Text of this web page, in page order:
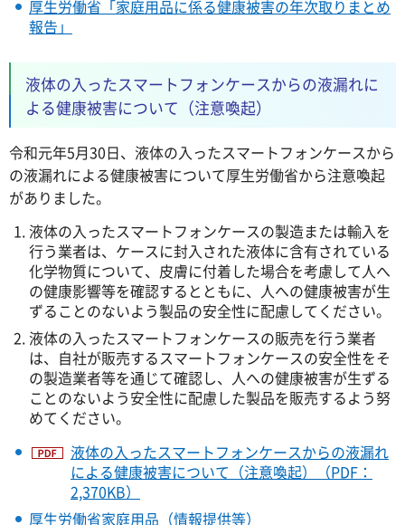
厚生労働省「家庭用品に係る健康被害の年次取りまとめ
報告」
液体の入ったスマートフォンケースからの液漏れに
よる健康被害について（注意喚起）
令和元年5月30日、液体の入ったスマートフォンケースから
の液漏れによる健康被害について厚生労働省から注意喚起
がありました。
液体の入ったスマートフォンケースの製造または輸入を
行う業者は、ケースに封入された液体に含有されている
化学物質について、皮膚に付着した場合を考慮して人へ
の健康影響等を確認するとともに、人への健康被害が生
ずることのないよう製品の安全性に配慮してください。
液体の入ったスマートフォンケースの販売を行う業者
は、自社が販売するスマートフォンケースの安全性をそ
の製造業者等を通じて確認し、人への健康被害が生ずる
ことのないよう安全性に配慮した製品を販売するよう努
めてください。
液体の入ったスマートフォンケースからの液漏れ
による健康被害について（注意喚起）（PDF：
2,370KB）
厚生労働省家庭用品（情報提供等）